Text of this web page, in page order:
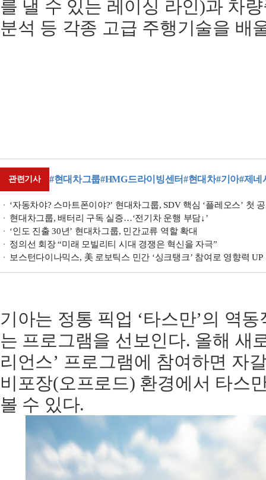
를 낼 수 있는 레이싱 라인)과 차
분석 등 각종 고급 주행기술을 배
관련기사 #현대차그룹#HMG드라이빙센터#현대차#기아#제네
‘자동차야? 스마트폰이야?’ 현대차그룹, SDV 핵심 ‘플레오스’ 첫
현대차그룹, 배터리 구독 실증…‘전기차 운행 부담↓’
‘인도 진출 30년’ 현대차그룹, 민간교류 역할 확대
정의선 회장 “미래 모빌리티 시대 경쟁은 혁신을 자극”
보스턴다이나믹스, 美 로보틱스 민간 ‘싱크탱크’ 참여로 영향력 UP
기아는 정통 픽업 ‘타스만’의 역
는 프로그램을 선보인다. 올해 새
리언스’ 프로그램에 참여하면 자
비포장(오프로드) 환경에서 타스
볼 수 있다.